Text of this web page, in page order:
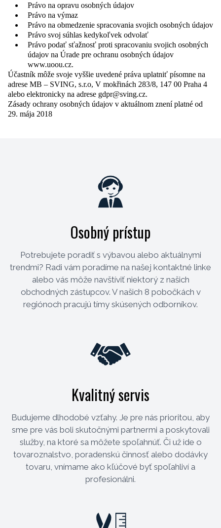
Právo na opravu osobných údajov
Právo na výmaz
Právo na obmedzenie spracovania svojich osobných údajov
Právo svoj súhlas kedykoľvek odvolať
Právo podať sťažnosť proti spracovaniu svojich osobných
údajov na Úrade pre ochranu osobných údajov
www.uoou.cz.
Účastník môže svoje vyššie uvedené práva uplatniť písomne na
adrese MB – SVING, s.r.o, V mokřinách 283/8, 147 00 Praha 4
alebo elektronicky na adrese gdpr@sving.cz.
Zásady ochrany osobných údajov v aktuálnom znení platné od
29. mája 2018
Osobný prístup
Potrebujete poradiť s výbavou alebo aktuálnymi
trendmi? Radi vám poradíme na našej kontaktné linke
alebo vás môže navštíviť niektorý z našich
obchodných zástupcov. V našich 8 pobočkách v
regiónoch pracujú tímy skúsených odborníkov.
Kvalitný servis
Budujeme dlhodobé vzťahy. Je pre nás prioritou, aby
sme pre vás boli skutočnými partnermi a poskytovali
služby, na ktoré sa môžete spoľahnúť. Či už ide o
tovaroznalstvo, poradenskú činnosť alebo dodávky
tovaru, vnímame ako kľúčové byť spoľahliví a
profesionálni.